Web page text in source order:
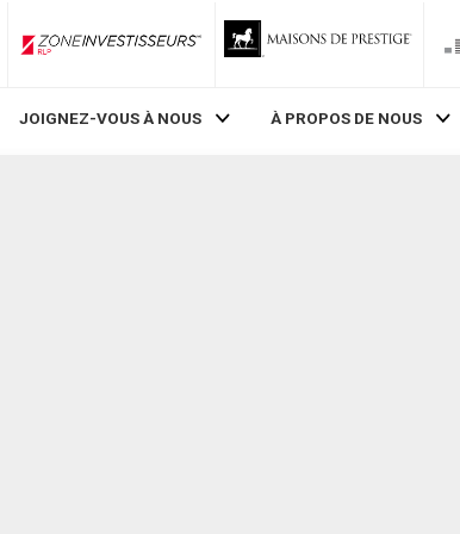
ZoneInvestisseurs RLP
JOIGNEZ-VOUS À NOUS À PROPOS DE NOUS